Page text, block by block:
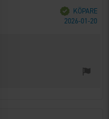
Bekräftad
KÖPARE
2026-01-20